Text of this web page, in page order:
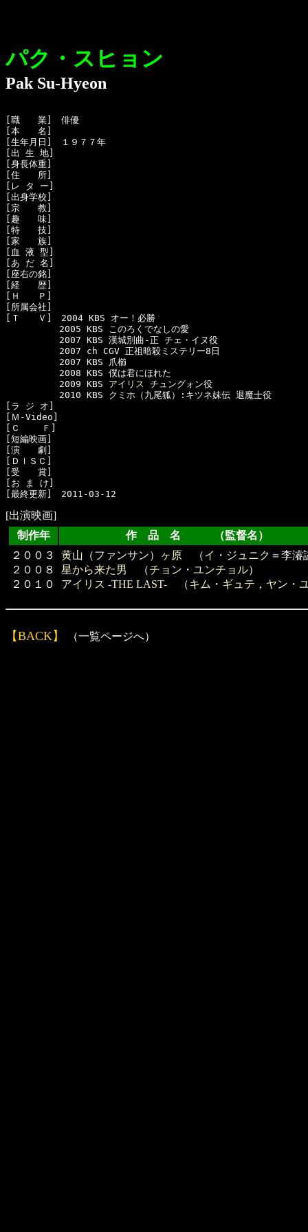
パク・スヒョン
Pak Su-Hyeon
[職　　業]　俳優
[本　　名]
[生年月日]　１９７７年
[出 生 地]
[身長体重]
[住　　所]
[レ タ ー]
[出身学校]
[宗　　教]
[趣　　味]
[特　　技]
[家　　族]
[血 液 型]
[あ だ 名]
[座右の銘]
[経　　歴]
[Ｈ　　Ｐ]
[所属会社]
[Ｔ　　Ｖ]　2004 KBS オー！必勝
2005 KBS このろくでなしの愛
2007 KBS 漢城別曲-正 チェ・イヌ役
2007 ch CGV 正祖暗殺ミステリー8日
2007 KBS 爪櫛
2008 KBS 僕は君にほれた
2009 KBS アイリス チュングォン役
2010 KBS クミホ（九尾狐）:キツネ妹伝 退魔士役
[ラ ジ オ]
[Ｍ-Video]
[Ｃ    Ｆ]
[短編映画]
[演　　劇]
[ＤＩＳＣ]
[受　　賞]
[お ま け]
[出演映画]
制作年
作 品 名 （監督名）
２００３
２００８
２０１０
黄山（ファンサン）ヶ原 （イ・ジュニク ＝李濬
星から来た男
（チョン・ユンチョル）
アイリス -THE LAST- （キム・ギュテ ， ヤン・
【BACK】 （一覧ページへ）